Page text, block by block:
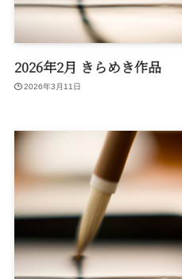
2026年2月 きらめき作品
2026年3月11日